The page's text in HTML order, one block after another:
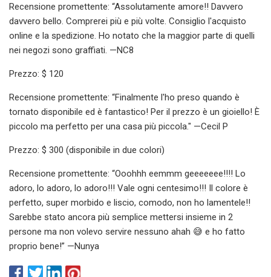
Recensione promettente: “Assolutamente amore!! Davvero
davvero bello. Comprerei più e più volte. Consiglio l'acquisto
online e la spedizione. Ho notato che la maggior parte di quelli
nei negozi sono graffiati. —NC8
Prezzo: $ 120
Recensione promettente: “Finalmente l'ho preso quando è
tornato disponibile ed è fantastico! Per il prezzo è un gioiello! È
piccolo ma perfetto per una casa più piccola." —Cecil P
Prezzo: $ 300 (disponibile in due colori)
Recensione promettente: “Ooohhh eemmm geeeeeee!!!! Lo
adoro, lo adoro, lo adoro!!! Vale ogni centesimo!!! Il colore è
perfetto, super morbido e liscio, comodo, non ho lamentele!!
Sarebbe stato ancora più semplice mettersi insieme in 2
persone ma non volevo servire nessuno ahah 😅 e ho fatto
proprio bene!” —Nunya